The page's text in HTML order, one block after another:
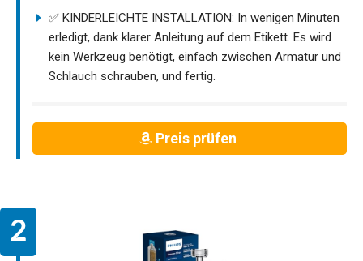
✅ KINDERLEICHTE INSTALLATION: In wenigen Minuten
erledigt, dank klarer Anleitung auf dem Etikett. Es wird
kein Werkzeug benötigt, einfach zwischen Armatur und
Schlauch schrauben, und fertig.
Preis prüfen